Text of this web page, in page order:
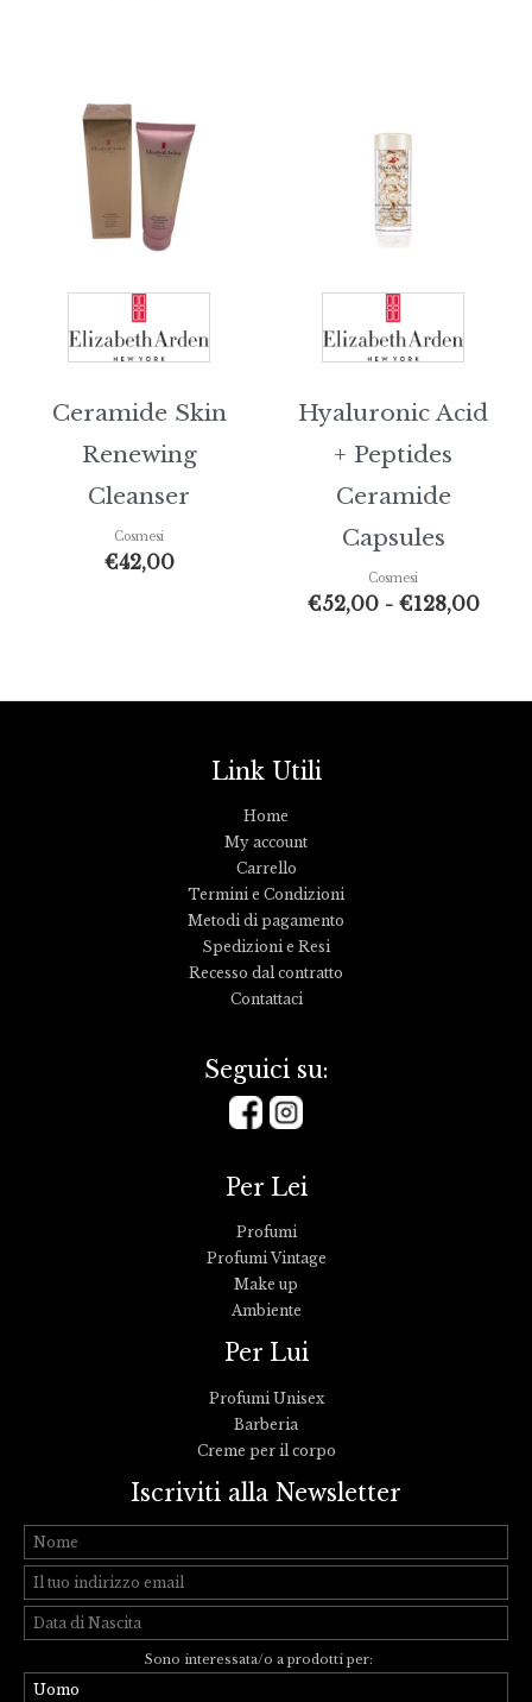
Ceramide Skin
Renewing
Cleanser
Cosmesi
€42,00
Hyaluronic Acid
+ Peptides
Ceramide
Capsules
Cosmesi
€52,00 - €128,00
Link Utili
Home
My account
Carrello
Termini e Condizioni
Metodi di pagamento
Spedizioni e Resi
Recesso dal contratto
Contattaci
Seguici su:
Per Lei
Profumi
Profumi Vintage
Make up
Ambiente
Per Lui
Profumi Unisex
Barberia
Creme per il corpo
Iscriviti alla Newsletter
Sono interessata/o a prodotti per: